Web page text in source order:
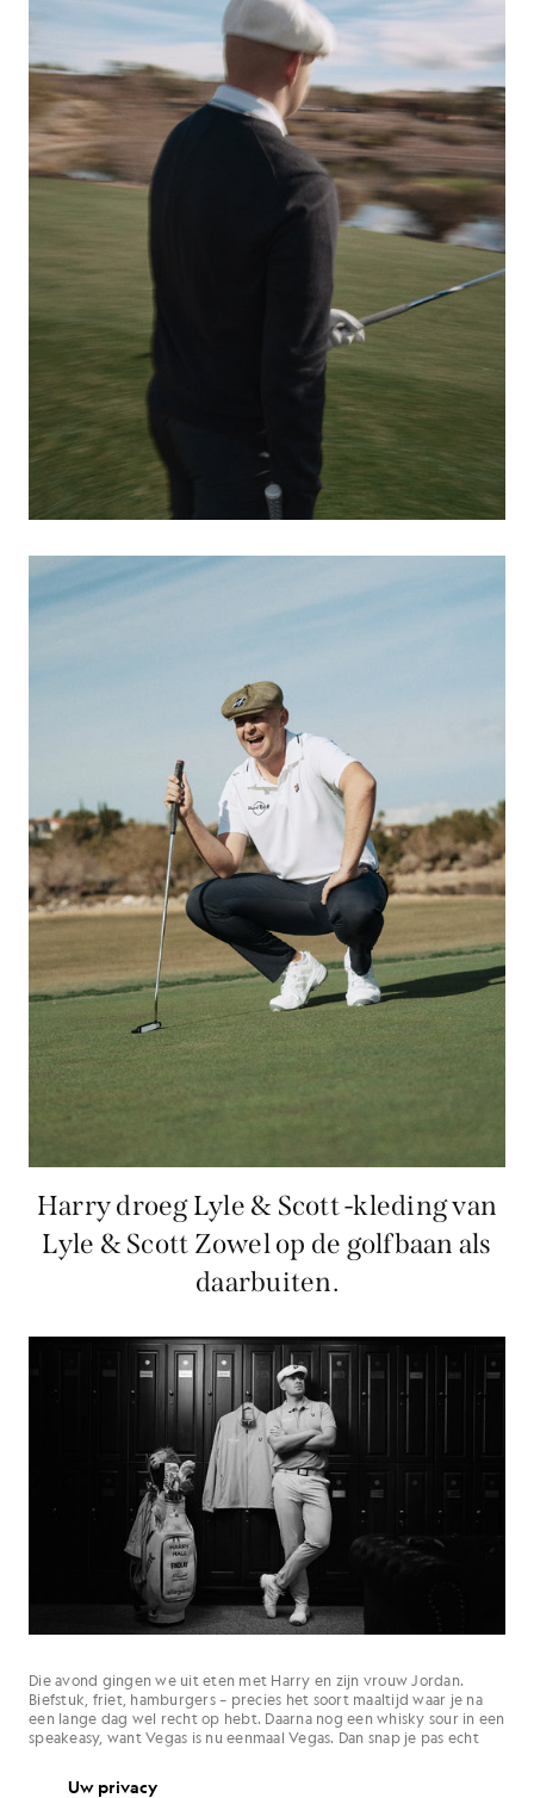
Harry droeg Lyle & Scott -kleding van
Lyle & Scott Zowel op de golfbaan als
daarbuiten.
Die avond gingen we uit eten met Harry en zijn vrouw Jordan.
Biefstuk, friet, hamburgers – precies het soort maaltijd waar je na
een lange dag wel recht op hebt. Daarna nog een whisky sour in een
speakeasy, want Vegas is nu eenmaal Vegas. Dan snap je pas echt
Hij had het over Jim Barnes. ‘Long Jim’. Een viervoudig Brits major-
Uw privacy